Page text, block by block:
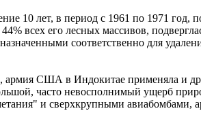
10 лет, в период с 1961 по 1971 год,
всех его лесных массивов,
соответственно для
армия США в Индокитае применяла и
часто невосполнимый ущерб
и сверхкрупными авиабомбами,